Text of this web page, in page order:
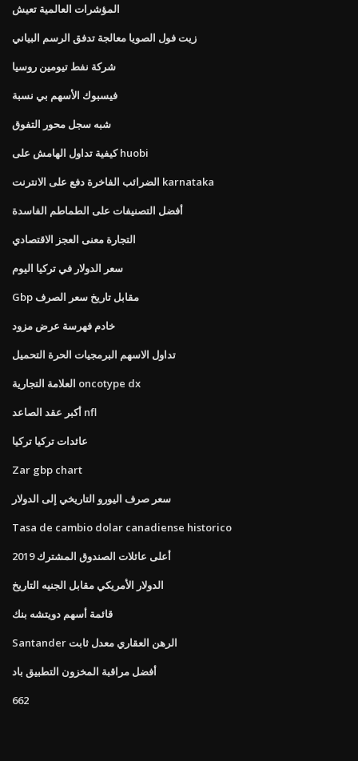
المؤشرات العالمية تعيش
زيت فول الصويا معالجة تدفق الرسم البياني
شركة نفط تيومين روسيا
فيسبوك الأسهم بي نسبة
شبه سجل محور التفوق
كيفية تداول الهامش على huobi
الضرائب الفاخرة دفع على الانترنت karnataka
أفضل التصنيفات على الطماطم الفاسدة
التجارة معنى العجز الاقتصادي
سعر الدولار في تركيا اليوم
Gbp مقابل تاريخ سعر الصرف
خادم فهرسة عرض مزود
تداول الاسهم البرمجيات الحرة التحميل
العلامة التجارية oncotype dx
أكبر عقد الصاعد nfl
عائدات تركيا تركيا
Zar gbp chart
سعر صرف اليورو التاريخي إلى الدولار
Tasa de cambio dolar canadiense historico
أعلى عائلات الصندوق المشترك 2019
الدولار الأمريكي مقابل الجنيه التاريخ
قائمة أسهم دويتشه بنك
Santander الرهن العقاري معدل ثابت
أفضل مراقبة المخزون التطبيق باد
662